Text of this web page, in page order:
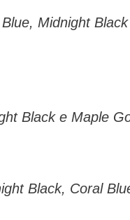
Midnight
Black e Maple
Black, Coral